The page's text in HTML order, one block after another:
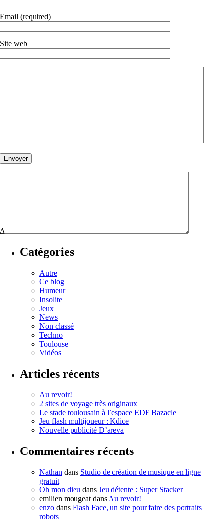
Email (required)
Site web
Δ
Catégories
Autre
Ce blog
Humeur
Insolite
Jeux
News
Non classé
Techno
Toulouse
Vidéos
Articles récents
Au revoir!
2 sites de voyage très originaux
Le stade toulousain à l’espace EDF Bazacle
Jeu flash multijoueur : Kdice
Nouvelle publicité D’areva
Commentaires récents
Nathan dans Studio de création de musique en ligne
gratuit
Oh mon dieu dans Jeu détente : Super Stacker
emilien mougeat dans Au revoir!
enzo dans Flash Face, un site pour faire des portraits
robots